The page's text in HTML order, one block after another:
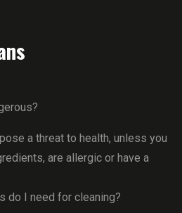
a threat to health, unless you
are allergic or have a
do I need for cleaning?